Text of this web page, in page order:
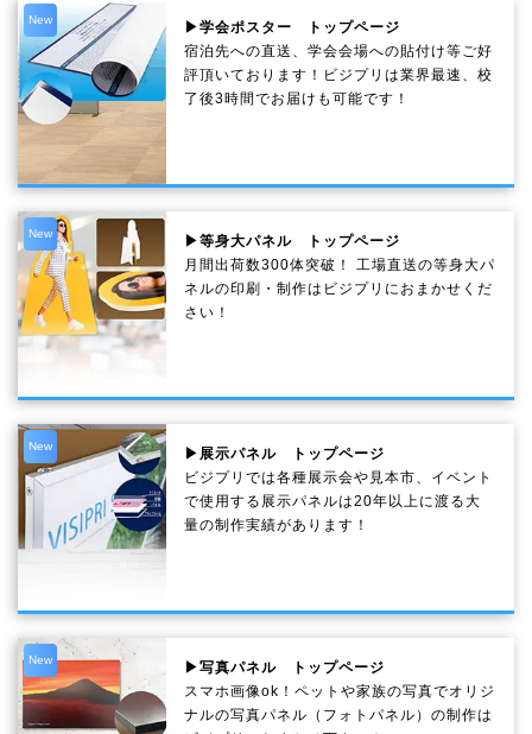
New
▶学会ポスター トップページ
宿泊先への直送、学会会場への貼付け等ご好
評頂いております！ビジプリは業界最速、校
了後3時間でお届けも可能です！
New
▶等身大パネル トップページ
月間出荷数300体突破！ 工場直送の等身大パ
ネルの印刷・制作は ビジプリ におまかせくだ
さい！
New
▶展示パネル トップページ
ビジプリでは各種展示会や見本市、イベント
で使用する展示パネルは20年以上に渡る大
量の制作実績があります！
New
▶写真パネル トップページ
スマホ画像ok！ペットや家族の写真でオリジ
ナルの写真パネル（フォトパネル）の制作は